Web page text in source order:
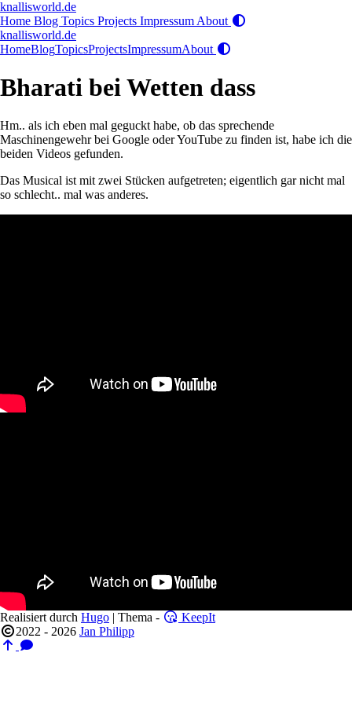
knallisworld.de
Home Blog Topics Projects Impressum About
knallisworld.de
HomeBlogTopicsProjectsImpressumAbout
Bharati bei Wetten dass
Hm.. als ich eben mal geguckt habe, ob das sprechende
Maschinengewehr bei Google oder YouTube zu finden ist, habe ich die
beiden Videos gefunden.
Das Musical ist mit zwei Stücken aufgetreten; eigentlich gar nicht mal
so schlecht.. mal was anderes.
Realisiert durch Hugo | Thema -
KeepIt
2022 - 2026 Jan Philipp